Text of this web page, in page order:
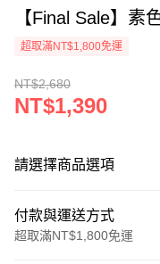
【Final Sale】素
超取滿NT$1,800免運
NT$2,680
NT$1,390
請選擇商品選項
付款與運送方式
超取滿NT$1,800免運